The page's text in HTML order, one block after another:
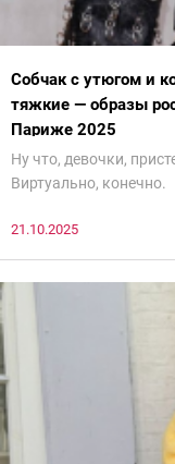
Собчак с утюгом и
тяжкие — образы
Париже 2025
Ну что, девочки,
Виртуально, конечно.
21.10.2025